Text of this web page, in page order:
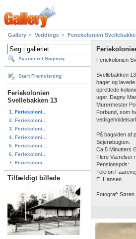
Gallery Veddinge Feriekolonien
Avanceret Søgning
Start Fremvisning
Feriekolonien
Svellebakken 13
1. Feriekoloni...
2. Feriekoloni...
3. Feriekoloni...
4. Feriekoloni...
5. Feriekoloni...
6. Feriekoloni...
7. Feriekoloni...
Tilfældigt billede
Feriekolonien
Svellebakken
bager og
oprettede
uger. Dagny
Murermester
Forbund, som
På bagsiden af
Sejerøbugten.
Ca 5 Minutters
Flere Værelser
Pensionspris:
Telefon
E. Hansen
Fotograf: Søren